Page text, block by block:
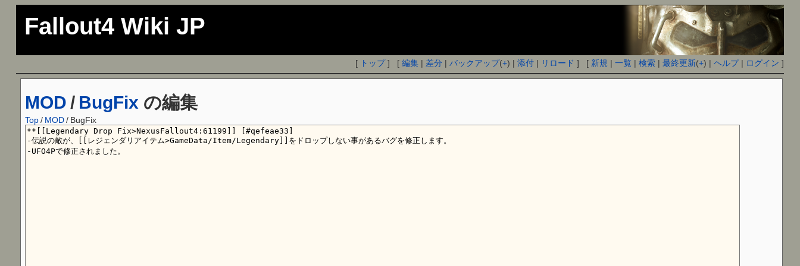
Fallout4 Wiki JP
[ トップ] [編集 | 差分 |バックアップ(+) |添付 | リロード ] [ 新規 |一覧 |検索 |最終更新(+) |ヘルプ| ログイン ]
MOD / BugFix の編集
Top/ MOD/ BugFix